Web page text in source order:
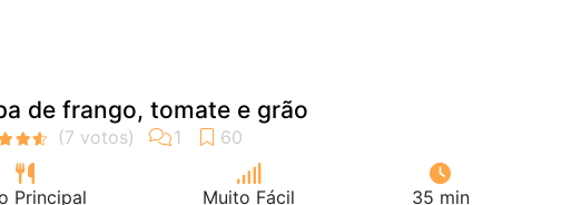
de frango, tomate e grão
Principal Muito Fácil 35 min